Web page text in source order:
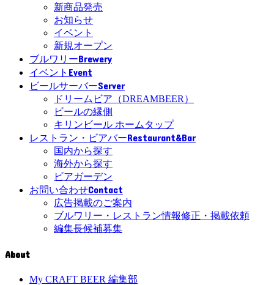
新商品発売
お知らせ
イベント
新規オープン
ブルワリーBrewery
イベント Event
ビールサーバーServer
ドリームビア（DREAMBEER）
ビールの縁側
キリンビール ホームタップ
レストラン・ビアバーRestaurant&Bar
国内から探す
海外から探す
ビアガーデン
お問い合わせContact
広告掲載のご案内
ブルワリー・レストラン情報修正・掲載依頼
編集長候補募集
About
My CRAFT BEER 編集部